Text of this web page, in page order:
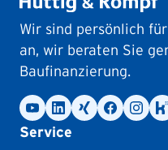
Wir sind persönlich
an, wir beraten Sie
Baufinanzierung.
Service